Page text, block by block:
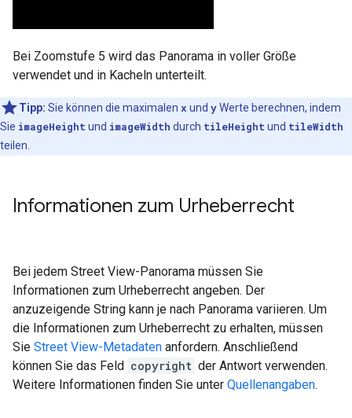
Bei Zoomstufe 5 wird das Panorama in voller Größe
verwendet und in Kacheln unterteilt.
Tipp: Sie können die maximalen x und yWerte berechnen, indem
Sie imageHeight und imageWidth durch tileHeight und tileWidth
teilen.
Informationen zum Urheberrecht
Bei jedem Street View-Panorama müssen Sie
Informationen zum Urheberrecht angeben. Der
anzuzeigende String kann je nach Panorama variieren. Um
die Informationen zum Urheberrecht zu erhalten, müssen
Sie Street View-Metadaten anfordern. Anschließend
können Sie das Feld copyright der Antwort verwenden.
Weitere Informationen finden Sie unter Quellenangaben.